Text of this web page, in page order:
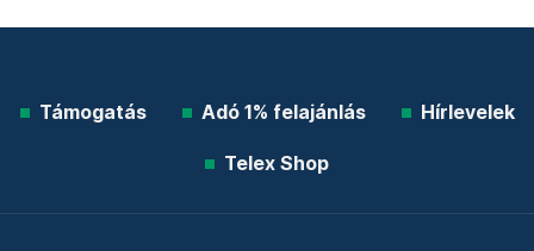
Támogatás Adó 1% felajánlás Hírlevelek
Telex Shop